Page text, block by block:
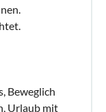
Beweglich
Urlaub mit